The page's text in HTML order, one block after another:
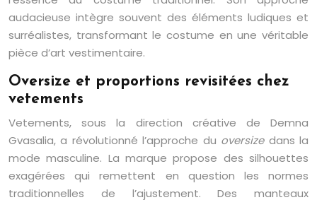
audacieuse intègre souvent des éléments ludiques et
surréalistes, transformant le costume en une véritable
pièce d’art vestimentaire.
Oversize et proportions revisitées chez
vetements
Vetements, sous la direction créative de Demna
Gvasalia, a révolutionné l’approche du oversize dans la
mode masculine. La marque propose des silhouettes
exagérées qui remettent en question les normes
traditionnelles de l’ajustement. Des manteaux